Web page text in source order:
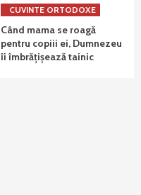
CUVINTE ORTODOXE
Când mama se roagă
pentru copiii ei, Dumnezeu
îi îmbrățișează tainic